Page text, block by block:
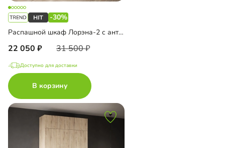
-30%
Распашной шкаф Лорэна-2 с антресолью
22 050 31 500
Доступно для доставки
В корзину